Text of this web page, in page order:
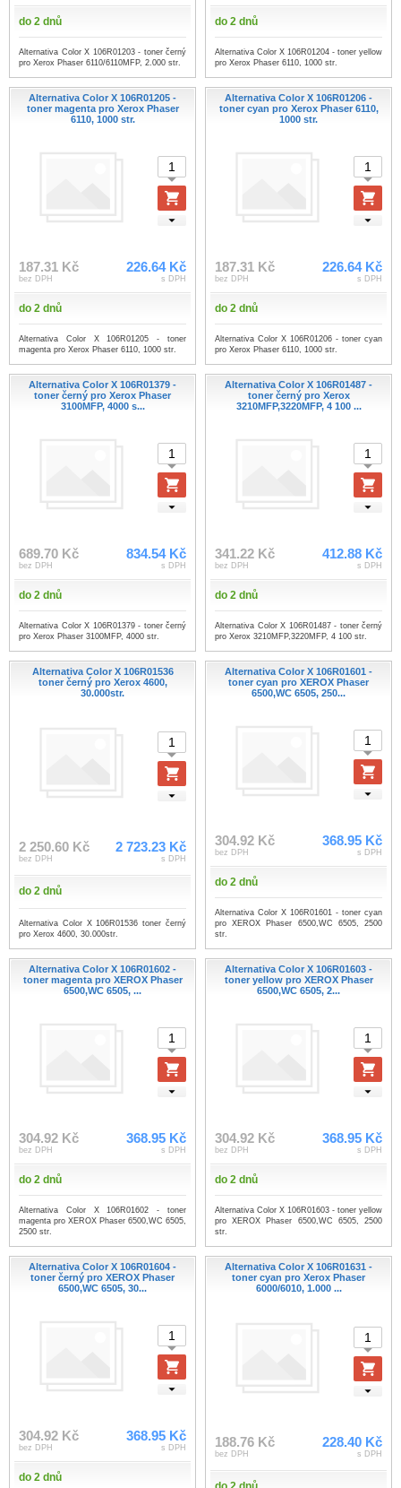
do 2 dnů
Alternativa Color X 106R01203 - toner černý
pro Xerox Phaser 6110/6110MFP, 2.000 str.
do 2 dnů
Alternativa Color X 106R01204 - toner yellow
pro Xerox Phaser 6110, 1000 str.
Alternativa Color X 106R01205 -
toner magenta pro Xerox Phaser
6110, 1000 str.
187.31 Kč
bez DPH
226.64 Kč
s DPH
do 2 dnů
Alternativa Color X 106R01205 - toner
magenta pro Xerox Phaser 6110, 1000 str.
Alternativa Color X 106R01206 -
toner cyan pro Xerox Phaser 6110,
1000 str.
187.31 Kč
bez DPH
226.64 Kč
s DPH
do 2 dnů
Alternativa Color X 106R01206 - toner cyan
pro Xerox Phaser 6110, 1000 str.
Alternativa Color X 106R01379 -
toner černý pro Xerox Phaser
3100MFP, 4000 s...
689.70 Kč
bez DPH
834.54 Kč
s DPH
do 2 dnů
Alternativa Color X 106R01379 - toner černý
pro Xerox Phaser 3100MFP, 4000 str.
Alternativa Color X 106R01487 -
toner černý pro Xerox
3210MFP,3220MFP, 4 100 ...
341.22 Kč
bez DPH
412.88 Kč
s DPH
do 2 dnů
Alternativa Color X 106R01487 - toner černý
pro Xerox 3210MFP,3220MFP, 4 100 str.
Alternativa Color X 106R01536
toner černý pro Xerox 4600,
30.000str.
2 250.60 Kč
bez DPH
2 723.23 Kč
s DPH
do 2 dnů
Alternativa Color X 106R01536 toner černý
pro Xerox 4600, 30.000str.
Alternativa Color X 106R01601 -
toner cyan pro XEROX Phaser
6500,WC 6505, 250...
304.92 Kč
bez DPH
368.95 Kč
s DPH
do 2 dnů
Alternativa Color X 106R01601 - toner cyan
pro XEROX Phaser 6500,WC 6505, 2500
str.
Alternativa Color X 106R01602 -
toner magenta pro XEROX Phaser
6500,WC 6505, ...
304.92 Kč
bez DPH
368.95 Kč
s DPH
do 2 dnů
Alternativa Color X 106R01602 - toner
magenta pro XEROX Phaser 6500,WC 6505,
2500 str.
Alternativa Color X 106R01603 -
toner yellow pro XEROX Phaser
6500,WC 6505, 2...
304.92 Kč
bez DPH
368.95 Kč
s DPH
do 2 dnů
Alternativa Color X 106R01603 - toner yellow
pro XEROX Phaser 6500,WC 6505, 2500
str.
Alternativa Color X 106R01604 -
toner černý pro XEROX Phaser
6500,WC 6505, 30...
304.92 Kč
bez DPH
368.95 Kč
s DPH
do 2 dnů
Alternativa Color X 106R01631 -
toner cyan pro Xerox Phaser
6000/6010, 1.000 ...
188.76 Kč
bez DPH
228.40 Kč
s DPH